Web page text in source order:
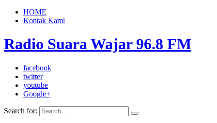
HOME
Kontak Kami
Radio Suara Wajar 96.8 FM
facebook
twitter
youtube
Google+
Search for: